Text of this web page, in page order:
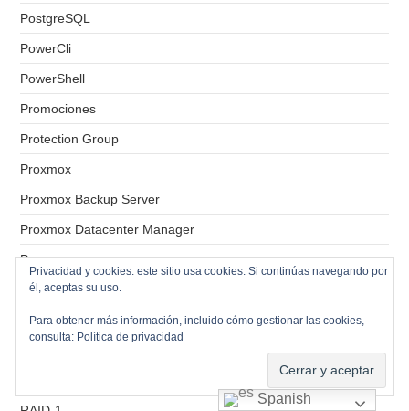
PostgreSQL
PowerCli
PowerShell
Promociones
Protection Group
Proxmox
Proxmox Backup Server
Proxmox Datacenter Manager
Proxy
psi
Puntos de control
Spanish
Privacidad y cookies: este sitio usa cookies. Si continúas navegando por
él, aceptas su uso.
Para obtener más información, incluido cómo gestionar las cookies,
consulta: Política de privacidad